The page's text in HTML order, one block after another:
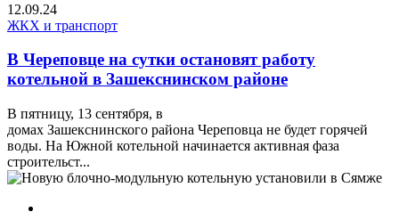
12.09.24
ЖКХ и транспорт
В Череповце на сутки остановят работу
котельной в Зашекснинском районе
В пятницу, 13 сентября, в
домах Зашекснинского района Череповца не будет горячей
воды. На Южной котельной начинается активная фаза
строительст...